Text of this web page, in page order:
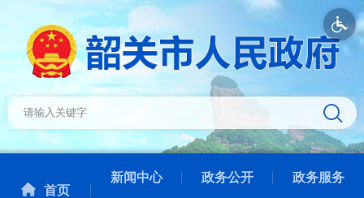
首页
新闻中心 政务公开 政务服务